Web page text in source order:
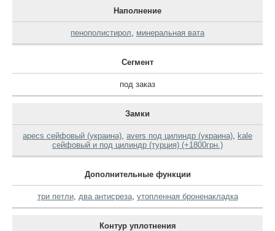
Наполнение
пенополистирол, минеральная вата
Сегмент
под заказ
Замки
apecs сейфовый (украина), avers под цилиндр (украина), kale
сейфовый и под цилиндр (турция) (+1800грн.)
Дополнительные функции
три петли, два антисреза, утопленная броненакладка
Контур уплотнения